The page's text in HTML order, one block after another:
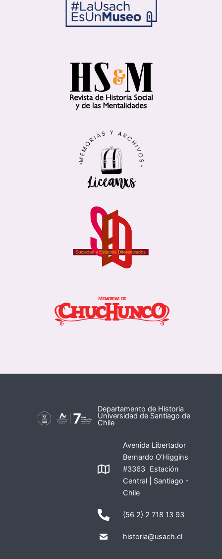
Departamento de Historia
Universidad de Santiago de
Chile
Avenida Libertador
Bernardo O'Higgins
#3363 Estación
Central | Santiago -
Chile
(56 2) 2 718 13 93
historia@usach.cl